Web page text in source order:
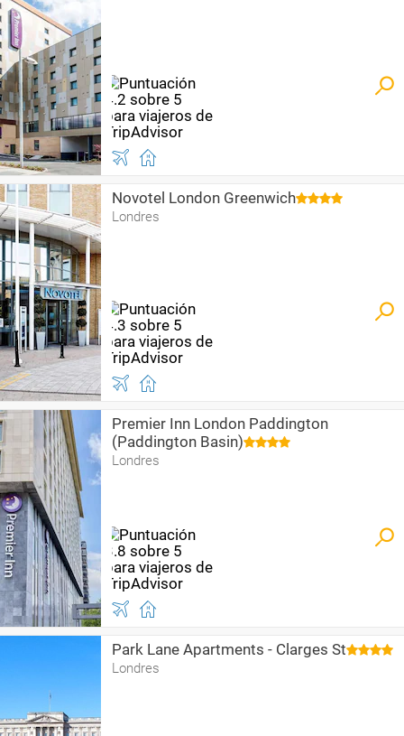
Novotel London Greenwich
Londres
Premier Inn London Paddington
(Paddington Basin)
Londres
Park Lane Apartments - Clarges St
Londres